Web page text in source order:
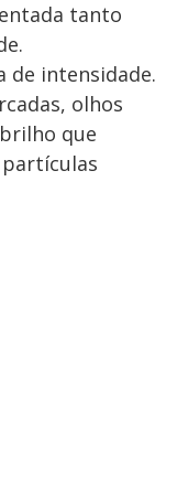
tanto
de intensidade.
olhos
que